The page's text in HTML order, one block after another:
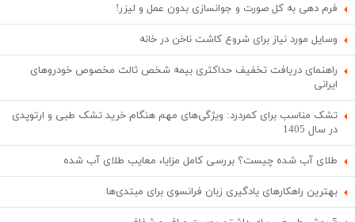
فرم دهی به کل صورت و جوانسازی بدون عمل و لیزر!
وسایل مورد نیاز برای شروع کاشت ناخن در خانه
راهنمای دریافت تخفیف حداکثری بیمه شخص ثالث مخصوص خودروهای
ایرانی
تشک مناسب برای کمردرد: ویژگی‌های مهم هنگام خرید تشک طبی و ارتوپدی
در سال 1405
طلای آب شده چیست؟ بررسی کامل مزایا، معایب طلای آب شده
بهترین راهکارهای یادگیری زبان فرانسوی برای مبتدی‌ها